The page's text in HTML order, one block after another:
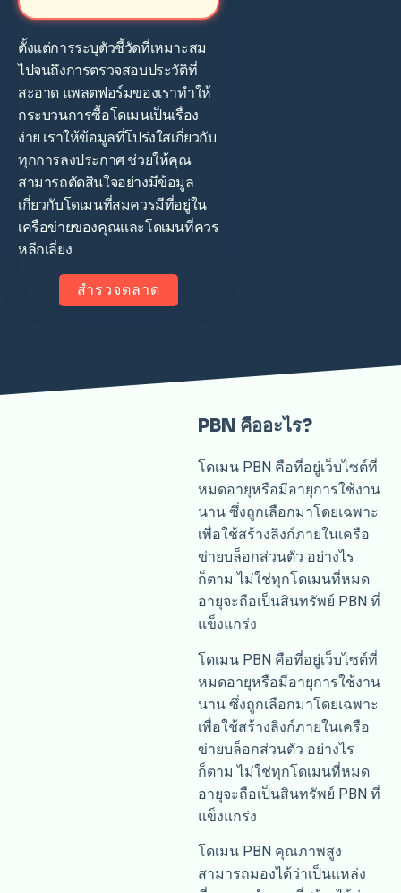
ตั้งแต่การระบุตัวชี้วัดที่เหมาะสม
ไปจนถึงการตรวจสอบประวัติที่
สะอาด แพลตฟอร์มของเราทำให้
กระบวนการซื้อโดเมนเป็นเรื่อง
ง่าย เราให้ข้อมูลที่โปร่งใสเกี่ยวกับ
ทุกการลงประกาศ ช่วยให้คุณ
สามารถตัดสินใจอย่างมีข้อมูล
เกี่ยวกับโดเมนที่สมควรมีที่อยู่ใน
เครือข่ายของคุณและโดเมนที่ควร
หลีกเลี่ยง
สำรวจตลาด
PBN คืออะไร?
โดเมน PBN คือที่อยู่เว็บไซต์ที่
หมดอายุหรือมีอายุการใช้งาน
นาน ซึ่งถูกเลือกมาโดยเฉพาะ
เพื่อใช้สร้างลิงก์ภายในเครือ
ข่ายบล็อกส่วนตัว อย่างไร
ก็ตาม ไม่ใช่ทุกโดเมนที่หมด
อายุจะถือเป็นสินทรัพย์ PBN ที่
แข็งแกร่ง
โดเมน PBN คือที่อยู่เว็บไซต์ที่
หมดอายุหรือมีอายุการใช้งาน
นาน ซึ่งถูกเลือกมาโดยเฉพาะ
เพื่อใช้สร้างลิงก์ภายในเครือ
ข่ายบล็อกส่วนตัว อย่างไร
ก็ตาม ไม่ใช่ทุกโดเมนที่หมด
อายุจะถือเป็นสินทรัพย์ PBN ที่
แข็งแกร่ง
โดเมน PBN คุณภาพสูง
สามารถมองได้ว่าเป็นแหล่ง